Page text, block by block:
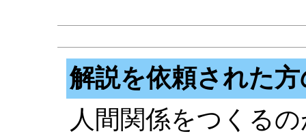
解説を依頼された
人間関係をつくる